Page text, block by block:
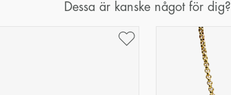
Dessa är kanske något för dig?